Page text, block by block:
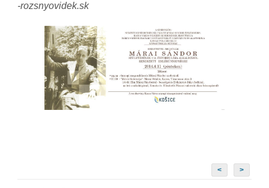
-rozsnyovidek.sk
< >